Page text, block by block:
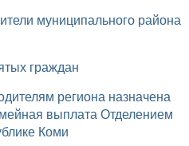
граждан
выплата Отделением
Коми